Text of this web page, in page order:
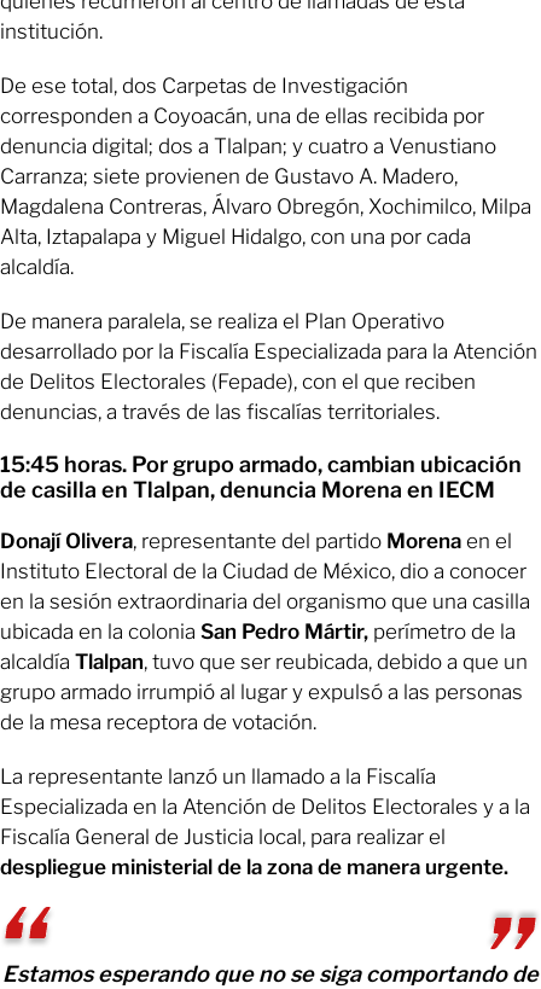
institución.
De ese total, dos Carpetas de Investigación
corresponden a Coyoacán, una de ellas recibida por
denuncia digital; dos a Tlalpan; y cuatro a Venustiano
Carranza; siete provienen de Gustavo A. Madero,
Magdalena Contreras, Álvaro Obregón, Xochimilco, Milpa
Alta, Iztapalapa y Miguel Hidalgo, con una por cada
alcaldía.
De manera paralela, se realiza el Plan Operativo
desarrollado por la Fiscalía Especializada para la Atención
de Delitos Electorales (Fepade), con el que reciben
denuncias, a través de las fiscalías territoriales.
15:45 horas. Por grupo armado, cambian ubicación
de casilla en Tlalpan, denuncia Morena en IECM
Donají Olivera, representante del partido Morena en el
Instituto Electoral de la Ciudad de México, dio a conocer
en la sesión extraordinaria del organismo que una casilla
ubicada en la colonia San Pedro Mártir, perímetro de la
alcaldía Tlalpan, tuvo que ser reubicada, debido a que un
grupo armado irrumpió al lugar y expulsó a las personas
de la mesa receptora de votación.
La representante lanzó un llamado a la Fiscalía
Especializada en la Atención de Delitos Electorales y a la
Fiscalía General de Justicia local, para realizar el
despliegue ministerial de la zona de manera urgente.
Estamos esperando que no se siga comportando de